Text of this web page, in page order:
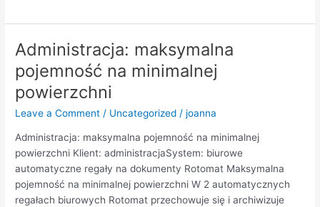
Administracja: maksymalna
pojemność na minimalnej
powierzchni
Leave a Comment / Uncategorized /joanna
Administracja: maksymalna pojemność na minimalnej
powierzchni Klient: administracjaSystem: biurowe
automatyczne regały na dokumenty Rotomat Maksymalna
pojemność na minimalnej powierzchni W 2 automatycznych
regałach biurowych Rotomat przechowuje się i archiwizuje
Administracja:
maksymalna
pojemność
na
minimalnej